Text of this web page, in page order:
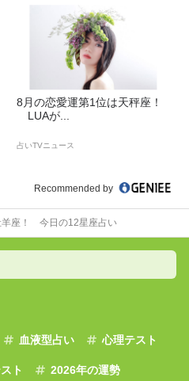
8月の恋愛運第1位は天秤座！
LUAが...
占いTVニュース
Recommended by
羊座！ 今日の12星座占い
血液型占い 心理テスト
ト 2026年の運勢